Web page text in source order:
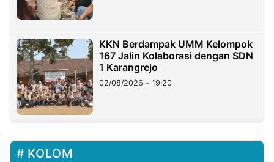
KKN Berdampak UMM Kelompok
167 Jalin Kolaborasi dengan SDN
1 Karangrejo
02/08/2026 - 19:20
KOLOM